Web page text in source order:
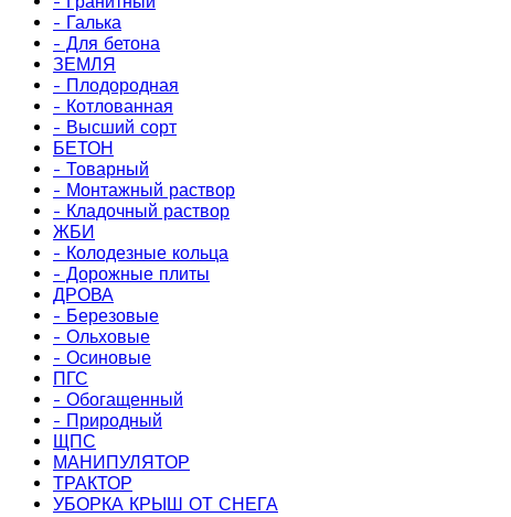
- Галька
- Для бетона
ЗЕМЛЯ
- Плодородная
- Котлованная
- Высший сорт
БЕТОН
- Товарный
- Монтажный раствор
- Кладочный раствор
ЖБИ
- Колодезные кольца
- Дорожные плиты
ДРОВА
- Березовые
- Ольховые
- Осиновые
ПГС
- Обогащенный
- Природный
ЩПС
МАНИПУЛЯТОР
ТРАКТОР
УБОРКА КРЫШ ОТ СНЕГА